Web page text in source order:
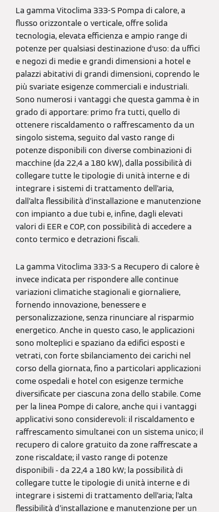
La gamma Vitoclima 333-S Pompa di calore, a
flusso orizzontale o verticale, offre solida
tecnologia, elevata efficienza e ampio range di
potenze per qualsiasi destinazione d‘uso: da uffici
e negozi di medie e grandi dimensioni a hotel e
palazzi abitativi di grandi dimensioni, coprendo le
più svariate esigenze commerciali e industriali.
Sono numerosi i vantaggi che questa gamma è in
grado di apportare: primo fra tutti, quello di
ottenere riscaldamento o raffrescamento da un
singolo sistema, seguito dal vasto range di
potenze disponibili con diverse combinazioni di
macchine (da 22,4 a 180 kW), dalla possibilità di
collegare tutte le tipologie di unità interne e di
integrare i sistemi di trattamento dell’aria,
dall’alta flessibilità d’installazione e manutenzione
con impianto a due tubi e, infine, dagli elevati
valori di EER e COP, con possibilità di accedere a
conto termico e detrazioni fiscali.
La gamma Vitoclima 333-S a Recupero di calore è
invece indicata per rispondere alle continue
variazioni climatiche stagionali e giornaliere,
fornendo innovazione, benessere e
personalizzazione, senza rinunciare al risparmio
energetico. Anche in questo caso, le applicazioni
sono molteplici e spaziano da edifici esposti e
vetrati, con forte sbilanciamento dei carichi nel
corso della giornata, fino a particolari applicazioni
come ospedali e hotel con esigenze termiche
diversificate per ciascuna zona dello stabile. Come
per la linea Pompe di calore, anche qui i vantaggi
applicativi sono considerevoli: il riscaldamento e
raffrescamento simultanei con un sistema unico; il
recupero di calore gratuito da zone raffrescate a
zone riscaldate; il vasto range di potenze
disponibili - da 22,4 a 180 kW; la possibilità di
collegare tutte le tipologie di unità interne e di
integrare i sistemi di trattamento dell’aria; l’alta
flessibilità d’installazione e manutenzione per un